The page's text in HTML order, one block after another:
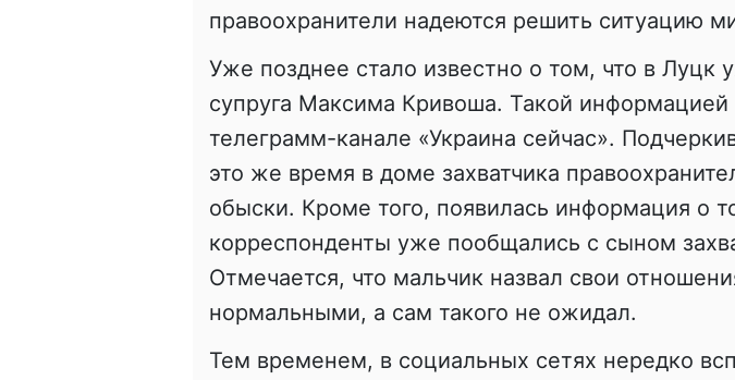
правоохранители надеются решить ситуацию
Уже позднее стало известно о том, что в Луцк
супруга Максима Кривоша. Такой информацией
телеграмм-канале «Украина сейчас».
это же время в доме захватчика
обыски. Кроме того, появилась информация о
корреспонденты уже пообщались с сыном
Отмечается, что мальчик назвал свои
нормальными, а сам такого не ожидал.
Тем временем, в социальных сетях нередко